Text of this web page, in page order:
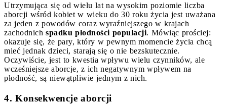
Utrzymująca się od wielu lat na wysokim poziomie liczba
aborcji wśród kobiet w wieku do 30 roku życia jest uważana
za jeden z powodów coraz wyraźniejszego w krajach
zachodnich spadku płodności populacji. Mówiąc prościej:
okazuje się, że pary, który w pewnym momencie życia chcą
mieć jednak dzieci, starają się o nie bezskutecznie.
Oczywiście, jest to kwestia wpływu wielu czynników, ale
wcześniejsze aborcje, z ich negatywnym wpływem na
płodność, są niewątpliwie jednym z nich.
4. Konsekwencje aborcji